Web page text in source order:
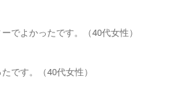
よかったです。（40代女性）
です。（40代女性）